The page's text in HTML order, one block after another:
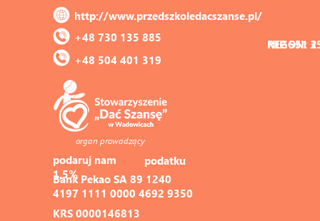
KRS 0000146813
http://www.przedszkoledacszanse.pl/
+48 730 135 885
+48 504 401 319
Bank Pekao SA 89 1240
4197 1111 0000 4692 9350
podaruj nam
1,5%
organ prowadzący
podatku
REGON:
NIP 551